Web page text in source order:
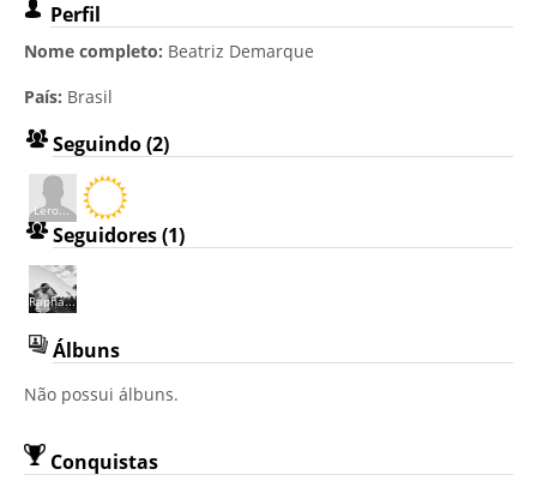
Perfil
Nome completo: Beatriz Demarque
País: Brasil
Seguindo (2)
Lero...
Seguidores (1)
Rapha...
Álbuns
Não possui álbuns.
Conquistas